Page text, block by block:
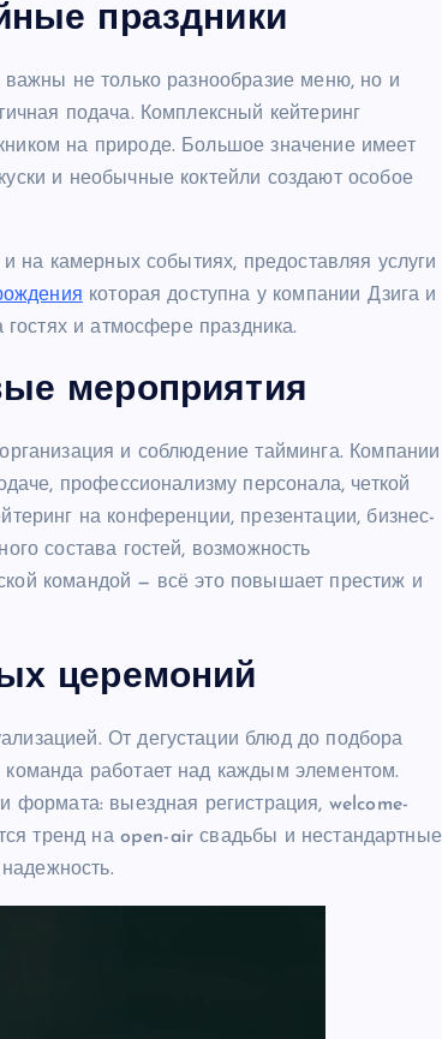
праздники
не только разнообразие меню, но и
подача. Комплексный кейтеринг
на природе. Большое значение имеет
и необычные коктейли создают особое
на камерных событиях, предоставляя услуги
которая доступна у компании Дзига и
гостях и атмосфере праздника.
мероприятия
и соблюдение тайминга. Компании
профессионализму персонала, четкой
на конференции, презентации, бизнес-
состава гостей, возможность
командой — всё это повышает престиж и
церемоний
От дегустации блюд до подбора
работает над каждым элементом.
формата: выездная регистрация, welcome-
тренд на open-air свадьбы и нестандартные